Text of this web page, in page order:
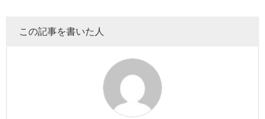
この記事を書いた人